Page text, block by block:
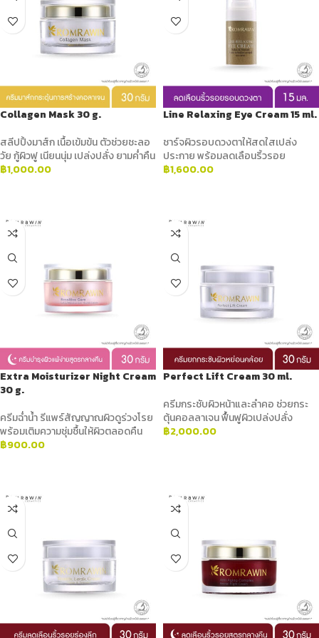
Collagen Mask 30 g.
สลีปปิ้งมาส์ก เนื้อเข้มข้น ตัวช่วยชะลอ
วัย กู้ผิวฟู เนียนนุ่ม เปล่งปลั่ง ยามค่ำคืน
฿1,000.00
Line Relaxing Eye Cream 15 ml.
ชาร์จผิวรอบดวงตาให้สดใสเปล่ง
ประกาย พร้อมลดเลือนริ้วรอย
฿1,600.00
Extra Moisturizer Night Cream
30 g.
ครีมฉ่ำน้ำ รีแพร์สัญญาณผิวดูร่วงโรย
พร้อมเติมความชุ่มชื้นให้ผิวตลอดคืน
฿900.00
Perfect Lift Cream 30 ml.
ครีมกระชับผิวหน้าและลำคอ ช่วยกระ
ตุ้นคอลลาเจน ฟื้นฟูผิวเปล่งปลั่ง
฿2,000.00